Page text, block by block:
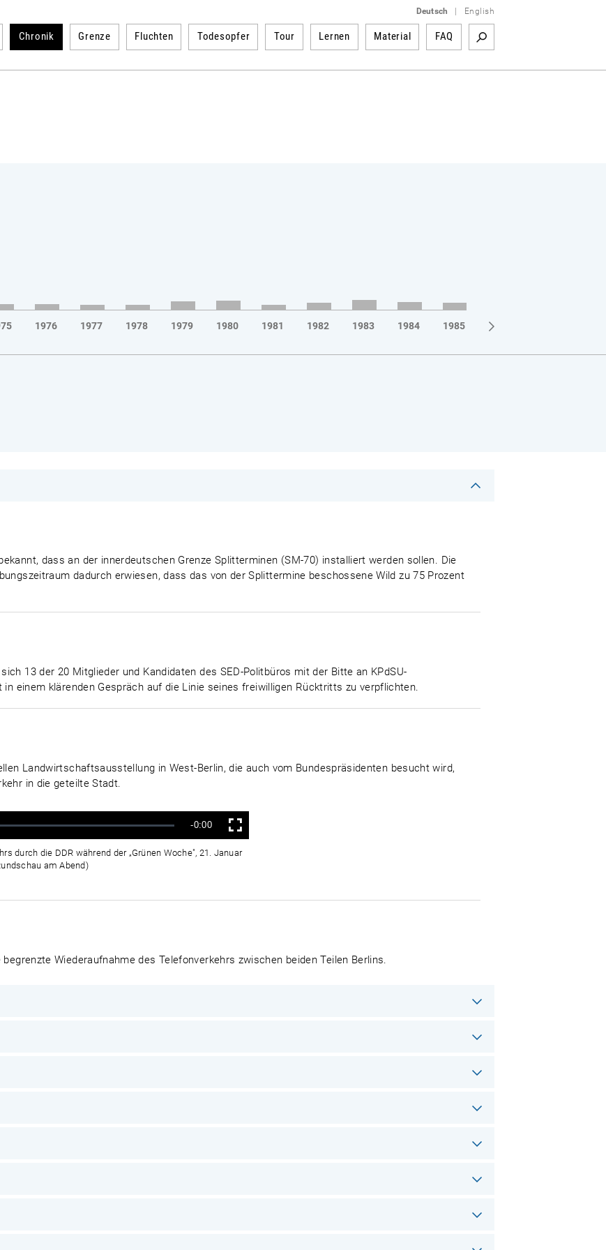
Deutsch English
Chronik Grenze Fluchten Todesopfer Tour Lernen Material FAQ
1976 1977 1978 1979 1980 1981 1982 1983 1984 1985 1986
dass an der innerdeutschen Grenze Splitterminen (SM-70) installiert werden sollen. Die
dadurch erwiesen, dass das von der Splittermine beschossene Wild zu 75 Prozent
13 der 20 Mitglieder und Kandidaten des SED-Politbüros mit der Bitte an KPdSU-
einem klärenden Gespräch auf die Linie seines freiwilligen Rücktritts zu verpflichten.
Landwirtschaftsausstellung in West-Berlin, die auch vom Bundespräsidenten besucht wird,
in die geteilte Stadt.
Verbleibende
Zeit
-0:00 Vollbild
durch die DDR während der „Grünen Woche", 21. Januar
am Abend)
Wiederaufnahme des Telefonverkehrs zwischen beiden Teilen Berlins.